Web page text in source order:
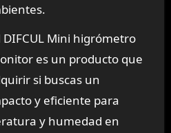
Mini higrómetro
es un producto que
si buscas un
y eficiente para
y humedad en